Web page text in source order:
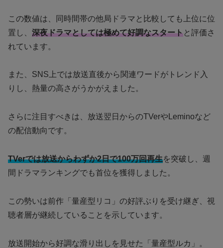
この数値は、同時間帯の他局ドラマと比較しても上位に位
置し、 深夜ドラマとしては極めて好調なスタートと評価さ
れています。
また、SNS上では放送直後から関連ワードがトレンド入
りし、熱量の高さがうかがえました。
さらに注目すべきは、放送翌日からのTVerやLeminoなど
の配信動向です。
TVerでは放送からわずか2日で100万回再生を突破し、週
間ドラマランキングでも首位を獲得しました。
この勢いは前作「量産型リコ」の好評ぶりを受け継ぎ、視
聴者層が継続していることを示しています。
放送開始から好調な滑り出しを見せた「量産型ルカ」。